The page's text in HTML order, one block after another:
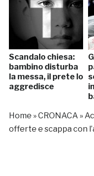
Scandalo chiesa:
bambino disturba
la messa, il prete lo
aggredisce
Home »CRONACA »
offerte e scappa con